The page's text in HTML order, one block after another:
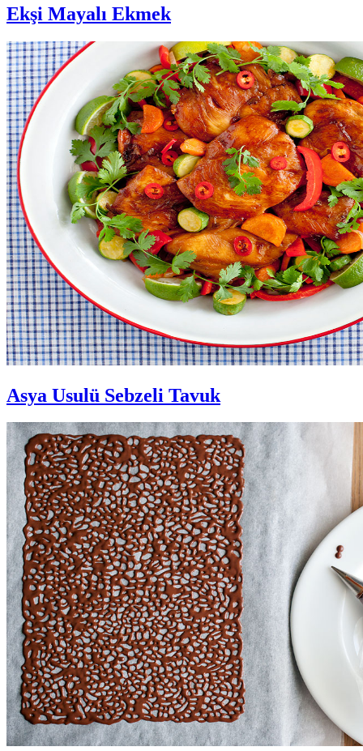
Ekşi Mayalı Ekmek
Asya Usulü Sebzeli Tavuk